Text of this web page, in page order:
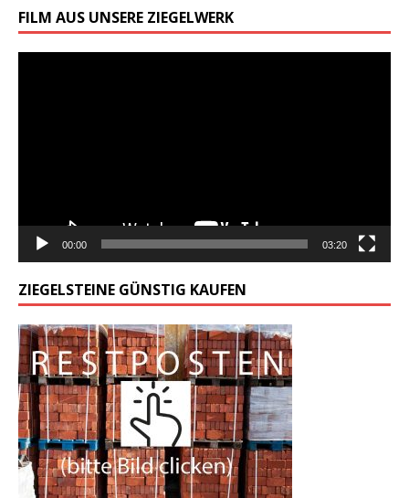
FILM AUS UNSERE ZIEGELWERK
00:00 03:20
ZIEGELSTEINE GÜNSTIG KAUFEN